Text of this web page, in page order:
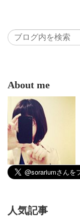
About me
人気記事